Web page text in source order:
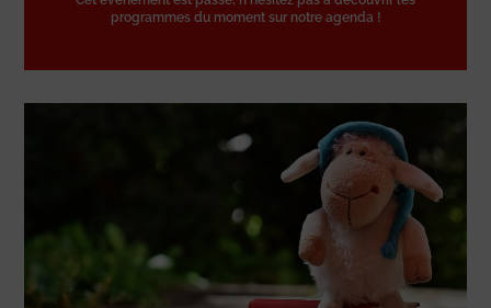
programmes du moment sur notre agenda !